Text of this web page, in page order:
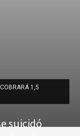
1,5
suicidó